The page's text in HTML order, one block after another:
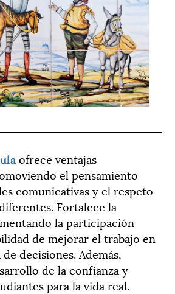
ofrece ventajas
el pensamiento
comunicativas y el respeto
Fortalece la
la participación
de mejorar el trabajo en
decisiones. Además,
de la confianza y
para la vida real.